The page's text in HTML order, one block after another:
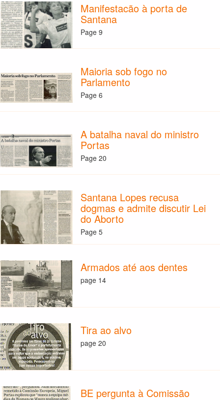
Manifestacão à porta de
Santana
Page 9
Maioria sob fogo no
Parlamento
Page 6
A batalha naval do ministro
Portas
Page 20
Santana Lopes recusa
dogmas e admite discutir Lei
do Aborto
Page 5
Armados até aos dentes
page 14
Tira ao alvo
page 20
BE pergunta à Comissão